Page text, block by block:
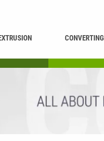
CONVERTING